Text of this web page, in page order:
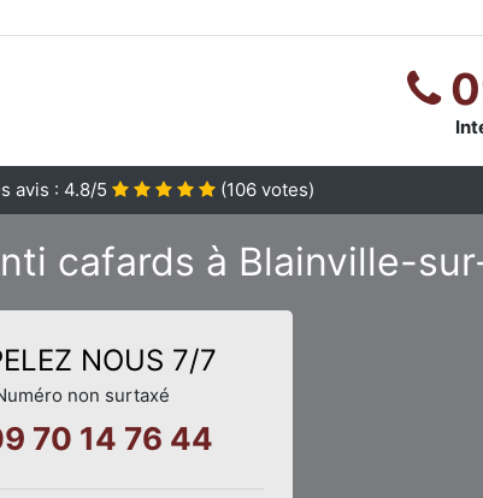
avis : 4.8/5 (106 votes)
cafards à Blainville-
NOUS 7/7
non surtaxé
70 14 76 44